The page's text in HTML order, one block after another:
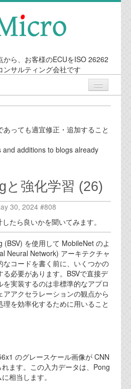
ら、お客様のECUをISO 26262
サルティング会社です
っても適宜修正・追加すること
additions to blogs already
と強化学習 (26)
30, 2024 #808
たら良いかを聞いてみます。
(BSV) を使用して MobileNet のよ
Neural Network) アーキテクチャ
なコードを書く前に、いくつかの
必要があります。BSVで直接デ
を実装するのは非標準的なアプロ
アクセラレーションの観点から
を効率化するために用いること
のグレースケール画像が CNN
ます。この入力データは、Pong
相当します。